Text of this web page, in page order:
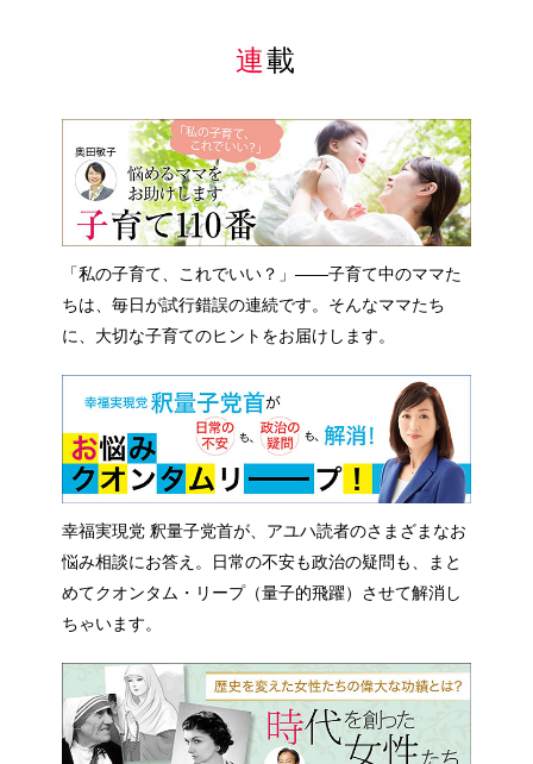
連載
「私の子育て、これでいい？」――子育て中のママた
ちは、毎日が試行錯誤の連続です。そんなママたち
に、大切な子育てのヒントをお届けします。
幸福実現党 釈量子党首が、アユハ読者のさまざまなお
悩み相談にお答え。日常の不安も政治の疑問も、まと
めてクオンタム・リープ（量子的飛躍）させて解消し
ちゃいます。